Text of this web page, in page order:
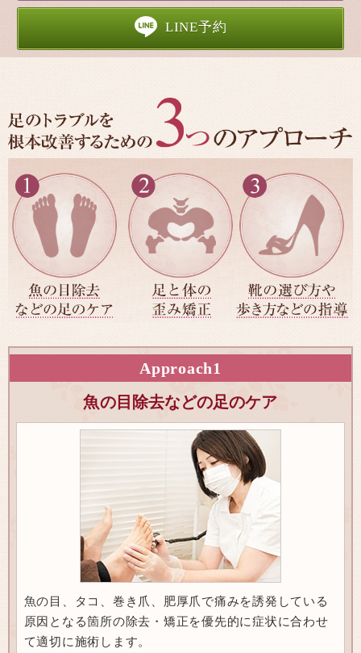
LINE予約
Approach1
魚の目除去などの足のケア
魚の目、タコ、巻き爪、肥厚爪で痛みを誘発している
原因となる箇所の除去・矯正を優先的に症状に合わせ
て適切に施術します。